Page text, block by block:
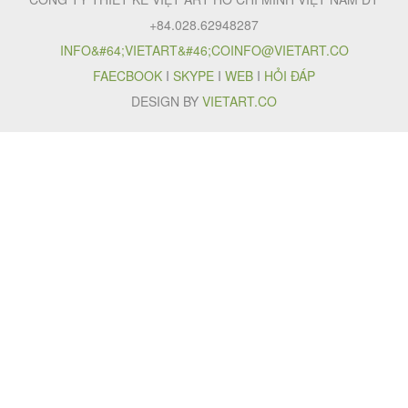
+84.028.62948287
INFO&#64;VIETART&#46;COINFO@VIETART.CO
FAECBOOK I SKYPE I WEB I HỎI ĐÁP
DESIGN BY VIETART.CO